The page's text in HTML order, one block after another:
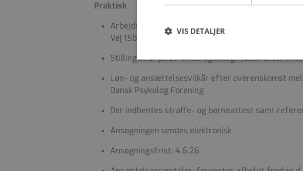
Praktisk
Arbejdssted: Psykiatrisk afdeling, Sygehus
Vej 15b, 6200 Aabenraa.
Stillingen er på 37 timer ugentligt (eller efter
Løn- og ansættelsesvilkår efter overenskomst
Dansk Psykolog Forening
Der indhentes straffe- og børneattest samt
Ansøgningen sendes elektronisk
Ansøgningsfrist: 4.6.26
VIS DETALJER